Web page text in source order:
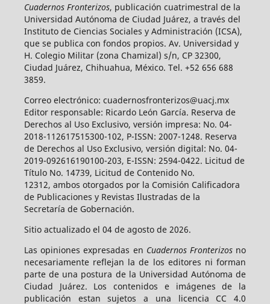
Cuadernos Fronterizos, publicación cuatrimestral de la
Universidad Autónoma de Ciudad Juárez, a través del
Instituto de Ciencias Sociales y Administración (ICSA),
que se publica con fondos propios. Av. Universidad y
H. Colegio Militar (zona Chamizal) s/n, CP 32300,
Ciudad Juárez, Chihuahua, México. Tel. +52 656 688
3859.
Correo electrónico: cuadernosfronterizos@uacj.mx
Editor responsable: Ricardo León García. Reserva de
Derechos al Uso Exclusivo, versión impresa: No. 04-
2018-112617515300-102, P-ISSN: 2007-1248. Reserva
de Derechos al Uso Exclusivo, versión digital: No. 04-
2019-092616190100-203, E-ISSN: 2594-0422. Licitud de
Título No. 14739, Licitud de Contenido No.
12312, ambos otorgados por la Comisión Calificadora
de Publicaciones y Revistas Ilustradas de la
Secretaría de Gobernación.
Sitio actualizado el 04 de agosto de 2026.
Las opiniones expresadas en Cuadernos Fronterizosno
necesariamente reflejan la de los editores ni forman
parte de una postura de la Universidad Autónoma de
Ciudad Juárez. Los contenidos e imágenes de la
publicación estan sujetos a una licencia CC 4.0